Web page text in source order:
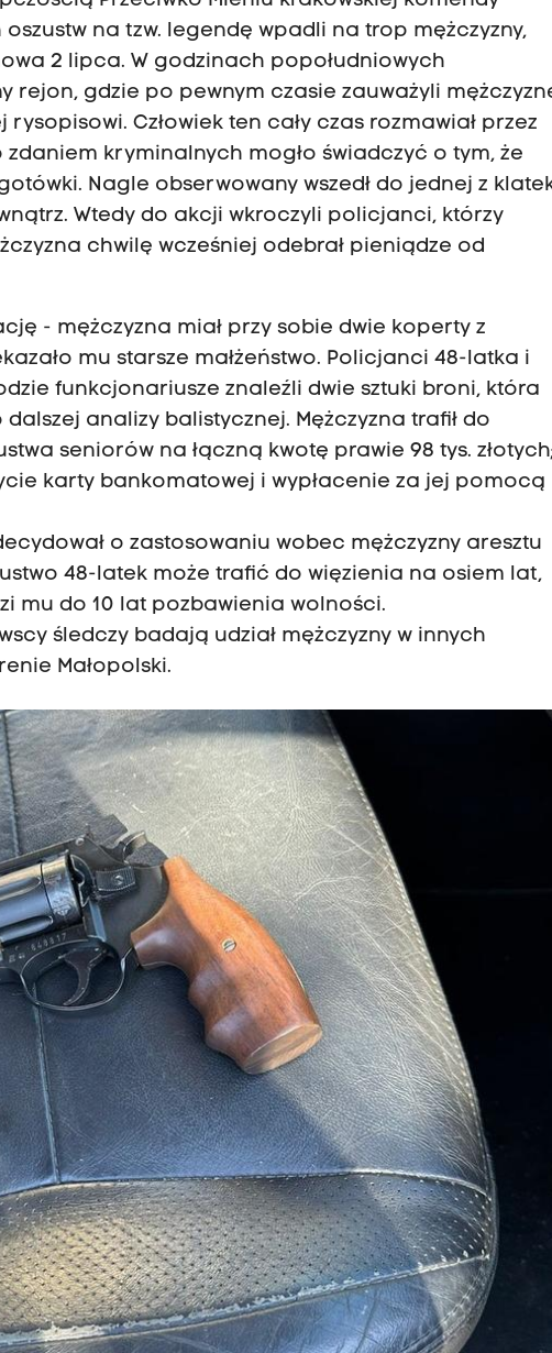
na tzw. legendę wpadli na trop mężczyzny,
2 lipca. W godzinach popołudniowych
gdzie po pewnym czasie zauważyli
Człowiek ten cały czas rozmawiał przez
kryminalnych mogło świadczyć o tym, że
Nagle obserwowany wszedł do jednej z
Wtedy do akcji wkroczyli policjanci, którzy
chwilę wcześniej odebrał pieniądze od
- mężczyzna miał przy sobie dwie koperty z
mu starsze małżeństwo. Policjanci 48-latka i
funkcjonariusze znaleźli dwie sztuki broni, która
analizy balistycznej. Mężczyzna trafił do
seniorów na łączną kwotę prawie 98 tys.
karty bankomatowej i wypłacenie za jej pomocą
o zastosowaniu wobec mężczyzny aresztu
48-latek może trafić do więzienia na osiem lat,
mu do 10 lat pozbawienia wolności.
śledczy badają udział mężczyzny w innych
Małopolski.